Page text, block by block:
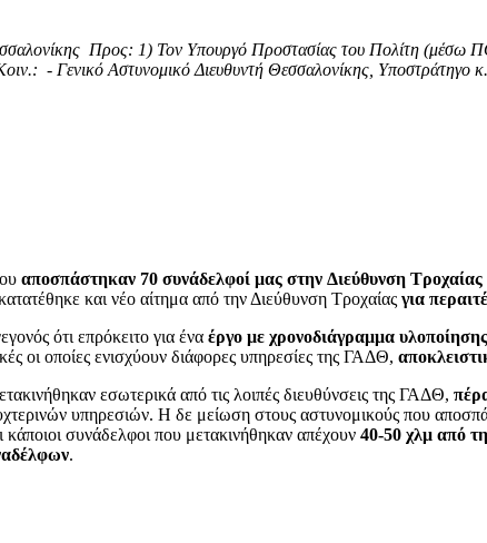
Προς: 1) Τον Υπουργό Προστασίας του Πολίτη
- Γενικό Αστυνομικό Διευθυντή Θεσσαλονίκης,
αποσπάστηκαν 70 συνάδελφοί μας στην Διεύθυνση
και νέο αίτημα από την Διεύθυνση Τροχαίας για
ότι επρόκειτο για ένα έργο με χρονοδιάγραμμα
οι οποίες ενισχύουν διάφορες υπηρεσίες της ΓΑΔΘ,
εσωτερικά από τις λοιπές διευθύνσεις της ΓΑΔΘ,
υπηρεσιών. Η δε μείωση στους αστυνομικούς που
συνάδελφοι που μετακινήθηκαν απέχουν 40-50 χλμ από
.